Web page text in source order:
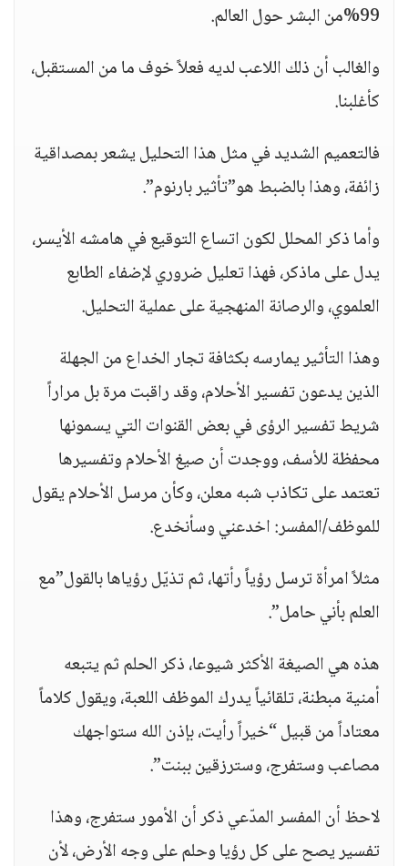
99%من البشر حول العالم.
والغالب أن ذلك اللاعب لديه فعلاً خوف ما من المستقبل،
كأغلبنا.
فالتعميم الشديد في مثل هذا التحليل يشعر بمصداقية
زائفة، وهذا بالضبط هو”تأثير بارنوم”.
وأما ذكر المحلل لكون اتساع التوقيع في هامشه الأيسر،
يدل على ماذكر، فهذا تعليل ضروري لإضفاء الطابع
العلموي، والرصانة المنهجية على عملية التحليل.
وهذا التأثير يمارسه بكثافة تجار الخداع من الجهلة
الذين يدعون تفسير الأحلام، وقد راقبت مرة بل مراراً
شريط تفسير الرؤى في بعض القنوات التي يسمونها
محفظة للأسف، ووجدت أن صيغ الأحلام وتفسيرها
تعتمد على تكاذب شبه معلن، وكأن مرسل الأحلام يقول
للموظف/المفسر: اخدعني وسأنخدع.
مثلاً امرأة ترسل رؤياً رأتها، ثم تذيّل رؤياها بالقول”مع
العلم بأني حامل”.
هذه هي الصيغة الأكثر شيوعا، ذكر الحلم ثم يتبعه
أمنية مبطنة، تلقائياً يدرك الموظف اللعبة، ويقول كلاماً
معتاداً من قبيل “خيراً رأيت، بإذن الله ستواجهك
مصاعب وستفرج، وسترزقين ببنت”.
لاحظ أن المفسر المدّعي ذكر أن الأمور ستفرج، وهذا
تفسير يصح على كل رؤيا وحلم على وجه الأرض، لأن